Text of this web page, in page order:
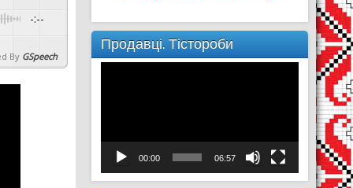
-:--
By GSpeech
Продавці. Тістороби
00:00 06:57